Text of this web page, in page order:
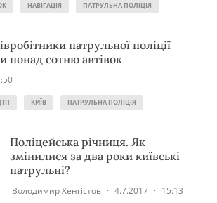
НАВІГАЦІЯ ПАТРУЛЬНА ПОЛІЦІЯ
патрульної поліції
понад сотню автівок
КИЇВ ПАТРУЛЬНА ПОЛІЦІЯ
Поліцейська річниця. Як
змінилися за два роки київські
патрульні?
Володимир Хенгістов · 4.7.2017 · 15:13